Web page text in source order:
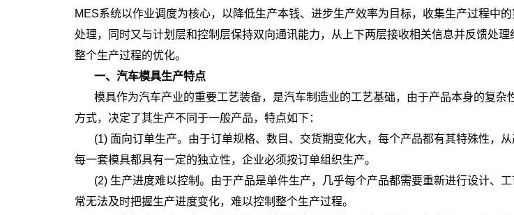
MES系统以作业调度为核心，以降低生产本钱、进步生产效率为目标，收集生产过程中
处理，同时又与计划层和控制层保持双向通讯能力，从上下两层接收相关信息并反馈处理
整个生产过程的优化。
一、汽车模具生产特点
模具作为汽车产业的重要工艺装备，是汽车制造业的工艺基础，由于产品本身的复杂
方式，决定了其生产不同于一般产品，特点如下：
(1) 面向订单生产。由于订单规格、数目、交货期变化大，每个产品都有其特殊性，从
每一套模具都具有一定的独立性，企业必须按订单组织生产。
(2) 生产进度难以控制。由于产品是单件生产，几乎每个产品都需要重新进行设计、
常无法及时把握生产进度变化，难以控制整个生产过程。